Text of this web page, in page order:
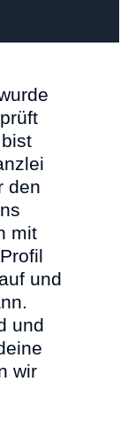
den
mit
und
und
wir